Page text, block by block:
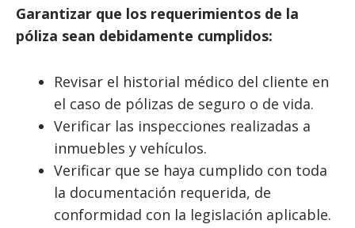
Garantizar que los requerimientos de la
póliza sean debidamente cumplidos:
Revisar el historial médico del cliente en
el caso de pólizas de seguro o de vida.
Verificar las inspecciones realizadas a
inmuebles y vehículos.
Verificar que se haya cumplido con toda
la documentación requerida, de
conformidad con la legislación aplicable.